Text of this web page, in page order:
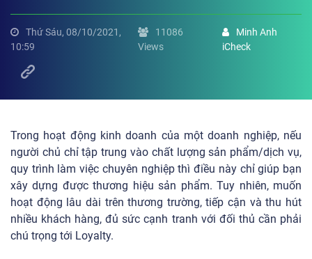
Thứ Sáu, 08/10/2021,
10:59
11086
Views
Minh Anh
iCheck
Trong hoạt động kinh doanh của một doanh nghiệp, nếu
người chủ chỉ tập trung vào chất lượng sản phẩm/dịch vụ,
quy trình làm việc chuyên nghiệp thì điều này chỉ giúp bạn
xây dựng được thương hiệu sản phẩm. Tuy nhiên, muốn
hoạt động lâu dài trên thương trường, tiếp cận và thu hút
nhiều khách hàng, đủ sức cạnh tranh với đối thủ cần phải
chú trọng tới Loyalty.